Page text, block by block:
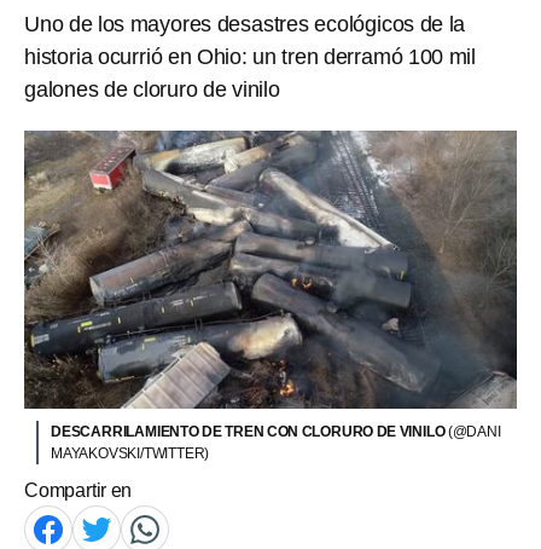
Uno de los mayores desastres ecológicos de la
historia ocurrió en Ohio: un tren derramó 100 mil
galones de cloruro de vinilo
DESCARRILAMIENTO DE TREN CON CLORURO DE VINILO(@DANI
MAYAKOVSKI/TWITTER)
Compartir en